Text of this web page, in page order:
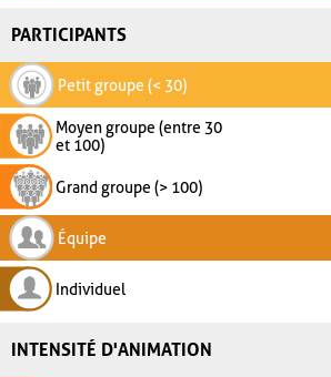
PARTICIPANTS
Petit groupe (< 30)
Moyen groupe (entre 30
et 100)
Grand groupe (> 100)
Équipe
Individuel
INTENSITÉ D'ANIMATION